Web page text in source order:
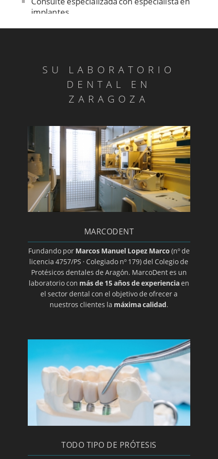
implantes
Contención
Dentadura sobre implantes
Día mundial de la salud bucodental
Endodoncia
Estomatitis
Gingivitis/a>
Glositis
Guía básica sobre la colocación de un implante
Herpes oral
Higiene dental
Ortodoncia transparente
Implantes
Laboratorio de prótesis dentales en Zaragoza
Limpieza bucal
Macroglasia
Maloclusion
Método Gerber para elección de prótesis
Mucocele
SU LABORATORIO
DENTAL EN
ZARAGOZA
MARCODENT
Fundando por Marcos Manuel Lopez Marco (nº de
licencia 4757/PS · Colegiado nº 179) del Colegio de
Protésicos dentales de Aragón. MarcoDent es un
laboratorio con más de 15 años de experienciaen
el sector dental con el objetivo de ofrecer a
nuestros clientes la máxima calidad.
TODO TIPO DE PRÓTESIS